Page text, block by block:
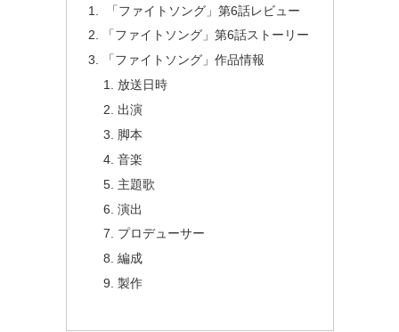
「ファイトソング」第6話レビュー
「ファイトソング」第6話ストーリー
「ファイトソング」作品情報
放送日時
出演
脚本
音楽
主題歌
演出
プロデューサー
編成
製作